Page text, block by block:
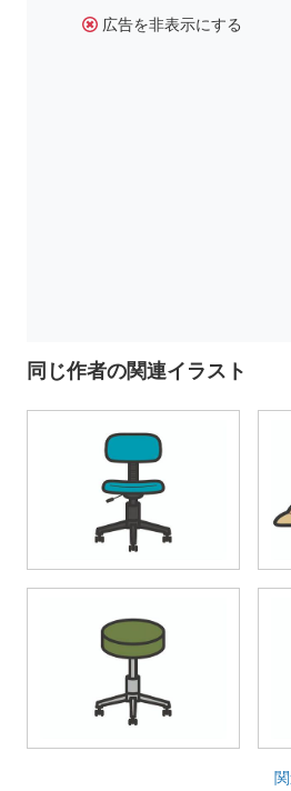
広告を非表示にする
同じ作者の関連イラスト